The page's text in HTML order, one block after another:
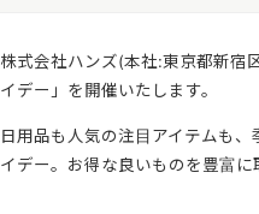
株式会社ハンズ(本社:東京都新宿
イデー」を開催いたします。
日用品も人気の注目アイテムも
イデー。お得な良いものを豊富に